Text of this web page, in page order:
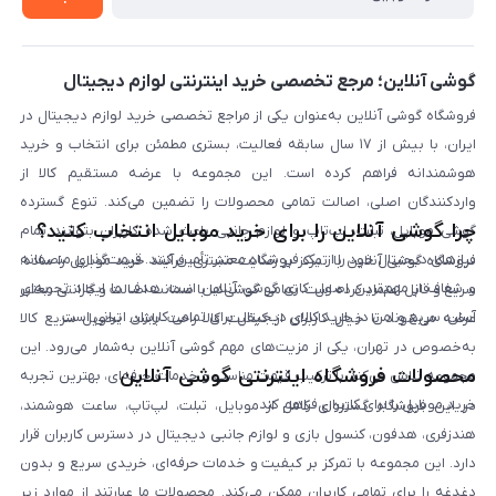
بلاگ
گوشی آنلاین؛ مرجع تخصصی خرید اینترنتی لوازم دیجیتال
فروشگاه گوشی آنلاین به‌عنوان یکی از مراجع تخصصی خرید لوازم دیجیتال در
ایران، با بیش از ۱۷ سال سابقه فعالیت، بستری مطمئن برای انتخاب و خرید
هوشمندانه فراهم کرده است. این مجموعه با عرضه مستقیم کالا از
واردکنندگان اصلی، اصالت تمامی محصولات را تضمین می‌کند. تنوع گسترده
گوشی موبایل، تبلت، لپ‌تاپ و لوازم جانبی باعث شده کاربران بتوانند تمام
نیازهای دیجیتال خود را از یک فروشگاه معتبر تأمین کنند. قیمت‌گذاری منصفانه
و شفاف از مهم‌ترین اصول کاری گوشی آنلاین است. هدف ما ایجاد تجربه‌ای
آسان، سریع و امن در خرید کالای دیجیتال برای تمامی کاربران ایرانی است.
چرا گوشی آنلاین را برای خرید موبایل انتخاب کنید؟
فروشگاه گوشی آنلاین با تمرکز بر رضایت مشتری، فرآیند خرید موبایل را ساده،
سریع و قابل اعتماد کرده است. تمامی گوشی‌ها با ضمانت اصالت و گارانتی معتبر
عرضه می‌شوند تا خیال کاربران از کیفیت کالا راحت باشد. تحویل سریع کالا
به‌خصوص در تهران، یکی از مزیت‌های مهم گوشی آنلاین به‌شمار می‌رود. این
مجموعه تلاش می‌کند با ترکیب قیمت مناسب و خدمات حرفه‌ای، بهترین تجربه
خرید موبایل را برای کاربران فراهم کند.
محصولات فروشگاه اینترنتی گوشی آنلاین
در این فروشگاه گستره‌ای کامل از موبایل، تبلت، لپ‌تاپ، ساعت هوشمند،
هندزفری، هدفون، کنسول بازی و لوازم جانبی دیجیتال در دسترس کاربران قرار
دارد. این مجموعه با تمرکز بر کیفیت و خدمات حرفه‌ای، خریدی سریع و بدون
دغدغه را برای تمامی کاربران ممکن می‌کند. محصولات ما عبارتند از موارد زیر